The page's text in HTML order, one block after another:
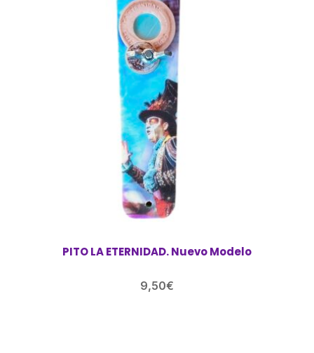
PITO LA ETERNIDAD. Nuevo Modelo
9,50€